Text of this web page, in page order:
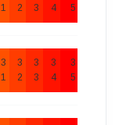
1
2
3
4
5
3
1
3
2
3
3
3
4
3
5